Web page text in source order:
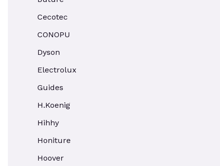
Cecotec
CONOPU
Dyson
Electrolux
Guides
H.Koenig
Hihhy
Honiture
Hoover